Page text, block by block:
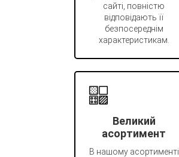
сайті, повністю
відповідають її
безпосереднім
характеристикам.
Великий
асортимент
В нашому асортименті